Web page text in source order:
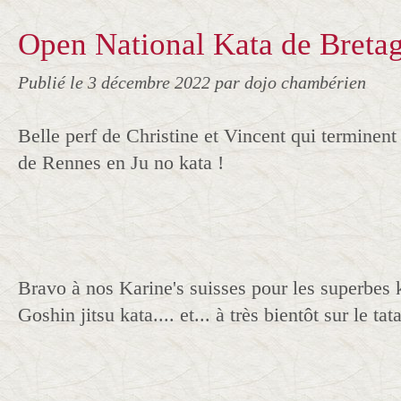
Open National Kata de
Publié le 3 décembre 2022 par dojo chambérien
Belle perf de Christine et Vincent qui
de Rennes en Ju no kata !
Bravo à nos Karine's suisses pour les superbes
Goshin jitsu kata.... et... à très bientôt sur le